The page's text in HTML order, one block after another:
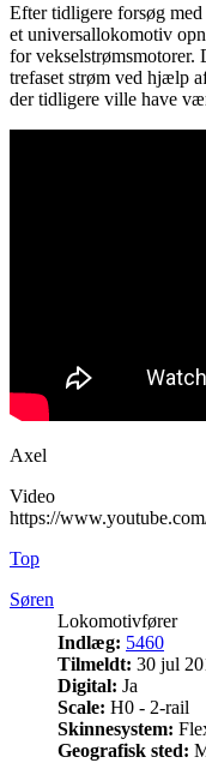
Efter tidligere forsøg
et universallokomotiv
for vekselstrømsmotorer.
trefaset strøm ved hjælp
der tidligere ville have
Axel
Video
https://
Top
Søren
Lokomotivfører
Indlæg: 5460
Tilmeldt: 30 jul
Digital: Ja
Scale: H0 - 2-rail
Skinnesystem:
Geografisk sted: